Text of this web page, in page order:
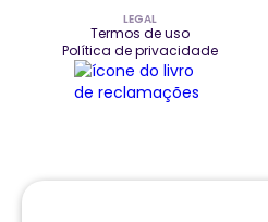
LEGAL
Termos de uso
Política de privacidade